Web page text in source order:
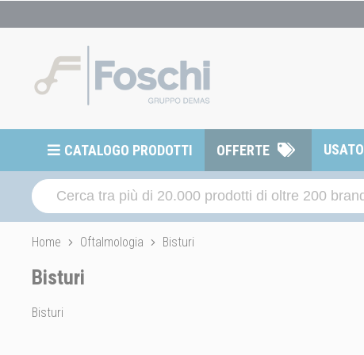
CATALOGO PRODOTTI OFFERTE USATO
Home Oftalmologia Bisturi
Bisturi
Bisturi